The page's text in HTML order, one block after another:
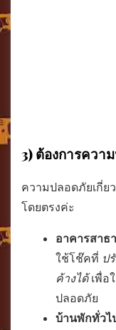
3) ต้องการควา
ความปลอดภัยเกี่ย
โดยตรงค่ะ
อาคารสาธ
ใช้โช๊คที่ ป
ค้างได้เพื่อ
ปลอดภัย
บ้านพักทั่วไ